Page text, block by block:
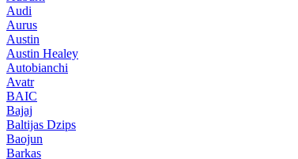
Audi
Aurus
Austin
Austin Healey
Autobianchi
Avatr
BAIC
Bajaj
Baltijas Dzips
Baojun
Barkas